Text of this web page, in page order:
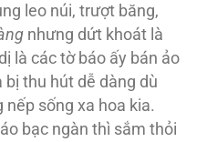
leo núi, trượt băng,
nhưng dứt khoát là
là các tờ báo ấy bán ảo
thu hút dễ dàng dù
sống xa hoa kia.
bạc ngàn thì sắm thỏi